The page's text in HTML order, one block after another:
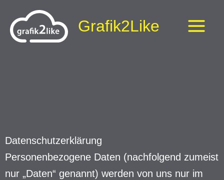
Inhalt
springen
Grafik2Like
Datenschutzerklärung
Personenbezogene Daten (nachfolgend zumeist
nur „Daten“ genannt) werden von uns nur im